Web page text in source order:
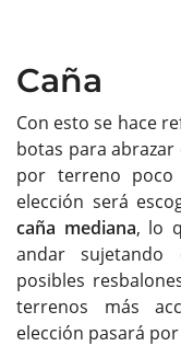
Caña
Con esto se hace
botas para
por terreno poco
elección será
caña mediana, lo
andar
posibles
terrenos más
elección pasará